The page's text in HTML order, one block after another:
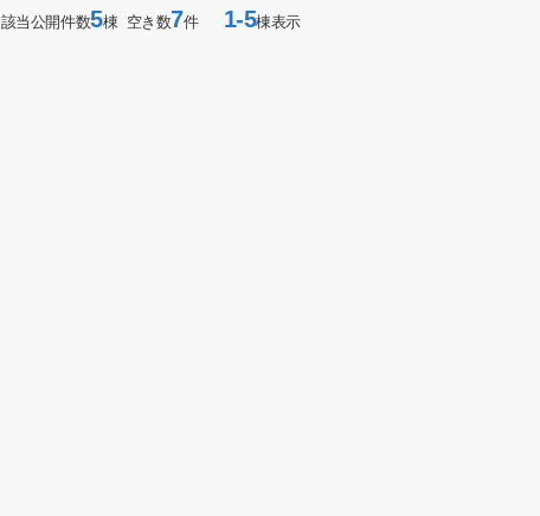
該当公開件数5棟 空き数7件1-5棟表示